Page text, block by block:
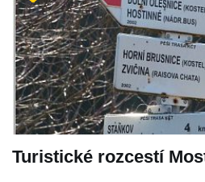
Turistické rozcestí